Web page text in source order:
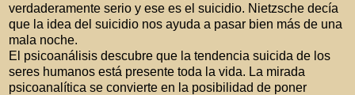
verdaderamente serio y ese es el suicidio. Nietzsche decía
que la idea del suicidio nos ayuda a pasar bien más de una
mala noche.
El psicoanálisis descubre que la tendencia suicida de los
seres humanos está presente toda la vida. La mirada
psicoanalítica se convierte en la posibilidad de poner